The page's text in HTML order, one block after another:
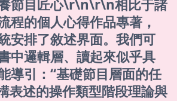
節目匠心\r\n\r\n相比于諸
程的個人心得作品專著，
安排了敘述界面。我們可
中邏輯層、讀起來似乎具
導引：“基礎節目層面的任
表述的操作類型階段理論與